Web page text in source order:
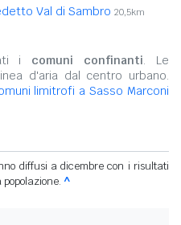
Val di Sambro 20,5km
i comuni confinanti. Le
d'aria dal centro urbano.
limitrofi a Sasso Marconi
diffusi a dicembre con i risultati
^